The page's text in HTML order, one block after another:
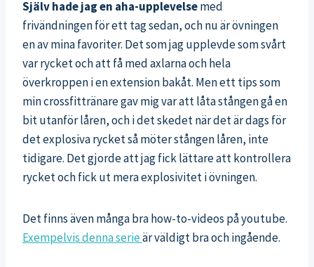
Själv hade jag en aha-upplevelsemed
frivändningen för ett tag sedan, och nu är övningen
en av mina favoriter. Det som jag upplevde som svårt
var rycket och att få med axlarna och hela
överkroppen i en extension bakåt. Men ett tips som
min crossfittränare gav mig var att låta stången gå en
bit utanför låren, och i det skedet när det är dags för
det explosiva rycket så möter stången låren, inte
tidigare. Det gjorde att jag fick lättare att kontrollera
rycket och fick ut mera explosivitet i övningen.
Det finns även många bra how-to-videos på youtube.
Exempelvis denna serieär väldigt bra och ingående.